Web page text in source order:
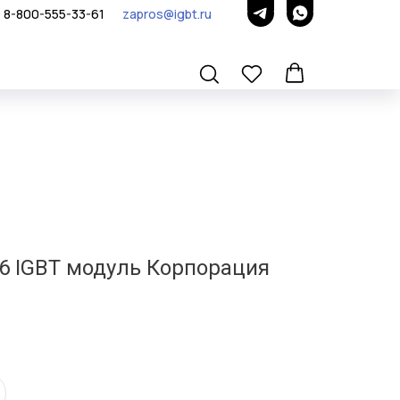
8-800-555-33-61 zapros@igbt.ru
IGBT модуль Корпорация